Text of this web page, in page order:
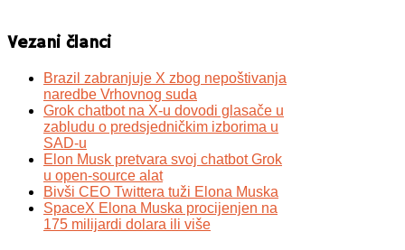
Vezani članci
Brazil zabranjuje X zbog nepoštivanja
naredbe Vrhovnog suda
Grok chatbot na X-u dovodi glasače u
zabludu o predsjedničkim izborima u
SAD-u
Elon Musk pretvara svoj chatbot Grok
u open-source alat
Bivši CEO Twittera tuži Elona Muska
SpaceX Elona Muska procijenjen na
175 milijardi dolara ili više